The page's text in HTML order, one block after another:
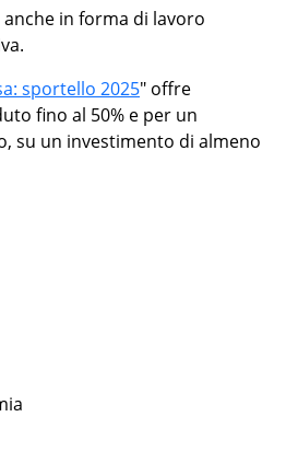
in forma di lavoro
sportello 2025" offre
fino al 50% e per un
su un investimento di almeno